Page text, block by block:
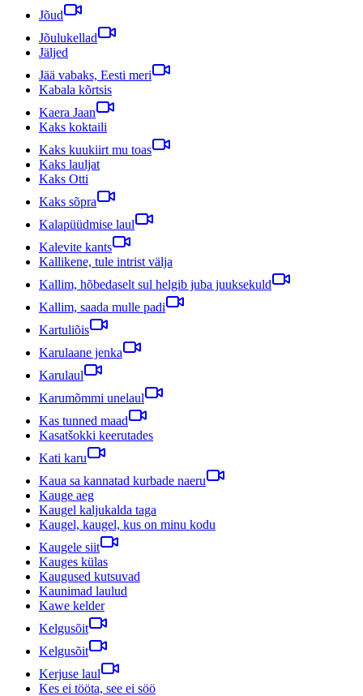
Jõud
Jõulukellad
Jäljed
Jää vabaks, Eesti meri
Kabala kõrtsis
Kaera Jaan
Kaks koktaili
Kaks kuukiirt mu toas
Kaks lauljat
Kaks Otti
Kaks sõpra
Kalapüüdmise laul
Kalevite kants
Kallikene, tule intrist välja
Kallim, hõbedaselt sul helgib juba juuksekuld
Kallim, saada mulle padi
Kartuliõis
Karulaane jenka
Karulaul
Karumõmmi unelaul
Kas tunned maad
Kasatšokki keerutades
Kati karu
Kaua sa kannatad kurbade naeru
Kauge aeg
Kaugel kaljukalda taga
Kaugel, kaugel, kus on minu kodu
Kaugele siit
Kauges külas
Kaugused kutsuvad
Kaunimad laulud
Kawe kelder
Kelgusõit
Kelgusõit
Kerjuse laul
Kes ei tööta, see ei söö